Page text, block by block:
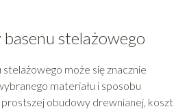
stelażowego
może się znacznie
materiału i sposobu
obudowy drewnianej, koszt